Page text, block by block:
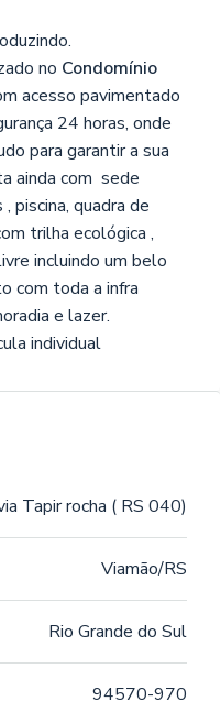
no Condomínio
acesso pavimentado
24 horas, onde
para garantir a sua
ainda com sede
piscina, quadra de
trilha ecológica ,
incluindo um belo
com toda a infra
e lazer.
individual
Tapir rocha ( RS 040)
Viamão/RS
Rio Grande do Sul
94570-970